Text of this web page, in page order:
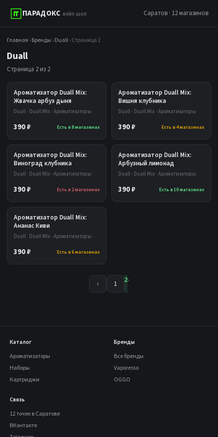
ПАРАДОКС вейп шоп Саратов · 12 магазинов
Главная ›Бренды ›Duall› Страница 2
Duall
Страница 2 из 2
Ароматизатор Duall Mix:
Жвачка арбуз дыня
Duall · Duall Mix · Ароматизаторы
390 ₽ Есть в 8 магазинах
Ароматизатор Duall Mix:
Вишня клубника
Duall · Duall Mix · Ароматизаторы
390 ₽ Есть в 4 магазинах
Ароматизатор Duall Mix:
Виноград клубника
Duall · Duall Mix · Ароматизаторы
390 ₽ Есть в 2 магазинах
Ароматизатор Duall Mix:
Арбузный лимонад
Duall · Duall Mix · Ароматизаторы
390 ₽ Есть в 10 магазинах
Ароматизатор Duall Mix:
Ананас Киви
Duall · Duall Mix · Ароматизаторы
390 ₽ Есть в 6 магазинах
‹ 1 2›
Каталог
Ароматизаторы
Наборы
Картриджи
Бренды
Все бренды
Vaporesso
OGGO
Связь
12 точек в Саратове
ВКонтакте